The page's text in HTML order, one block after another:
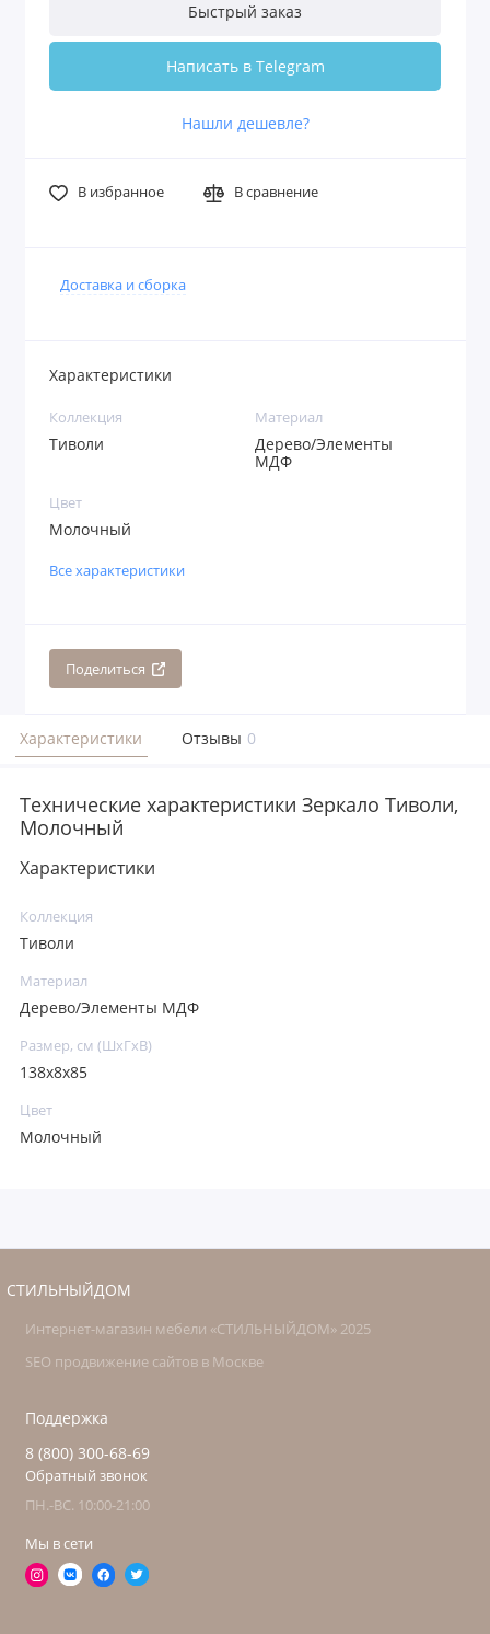
Быстрый заказ
Написать в Telegram
Нашли дешевле?
В избранное В сравнение
Доставка и сборка
Характеристики
Коллекция
Тиволи
Материал
Дерево/Элементы
МДФ
Цвет
Молочный
Все характеристики
Поделиться
Характеристики Отзывы 0
Технические характеристики Зеркало Тиволи,
Молочный
Характеристики
Коллекция
Тиволи
Материал
Дерево/Элементы МДФ
Размер, см (ШхГхВ)
138х8х85
Цвет
Молочный
СТИЛЬНЫЙДОМ
Интернет-магазин мебели «СТИЛЬНЫЙДОМ» 2025
SEO продвижение сайтов в Москве
Поддержка
8 (800) 300-68-69
Обратный звонок
ПН.-ВС. 10:00-21:00
Мы в сети